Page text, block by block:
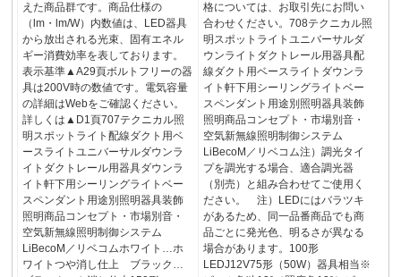
えた商品群です。商品仕様の
（lm・lm/W）内数値は、LED器具
から放出される光束、固有エネル
ギー消費効率を表しております。
表示基準▲A29頁ボルトフリーの器
具は200V時の数値です。電気容量
の詳細はWebをご確認ください。
詳しくは▲D1頁707テクニカル照
明スポットライト配線ダクト用ベ
ースライトユニバーサルダウンラ
イトダクトレール用器具ダウンラ
イト軒下用シーリングライトベー
スペンダント用途別照明器具装飾
照明商品コンセプト・市場別音・
空気新無線照明制御システム
LiBecoM／リベコムホワイト…ホ
ワイトつや消し仕上 ブラック…
格については、お取引先にお問い
合わせください。708テクニカル照
明スポットライトユニバーサルダ
ウンライトダクトレール用器具配
線ダクト用ベースライトダウンラ
イト軒下用シーリングライトベー
スペンダント用途別照明器具装飾
照明商品コンセプト・市場別音・
空気新無線照明制御システム
LiBecoM／リベコム注）調光タイ
プを調光する場合、適合調光器
（別売）と組み合わせてご使用く
ださい。 注）LEDにはバラツキ
があるため、同一品番商品でも商
品ごとに発光色、明るさが異なる
場合があります。100形
LEDJ12V75形（50W）器具相当※